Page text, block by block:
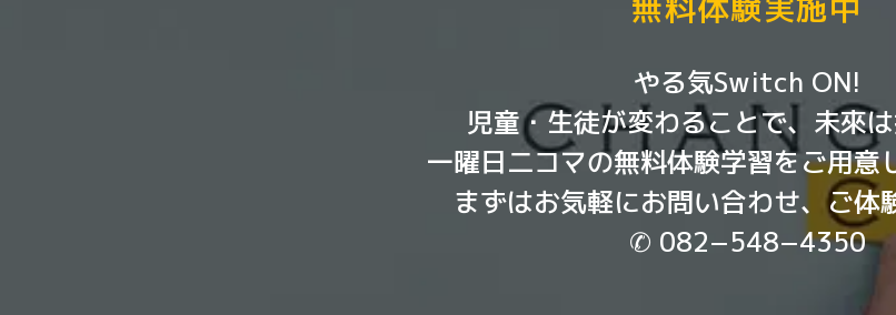
やる気Switch ON!
児童・生徒が変わることで、未來は
一曜日二コマの無料体験学習をご用意
まずはお気軽にお問い合わせ、ご体
✆ 082−548−4350